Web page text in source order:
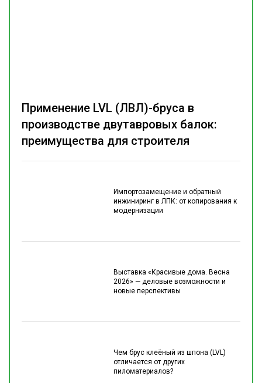
Импортозамещение и обратный
инжиниринг в ЛПК: от копирования к
модернизации
Выставка «Красивые дома. Весна
2026» — деловые возможности и
новые перспективы
Чем брус клеёный из шпона (LVL)
отличается от других
пиломатериалов?
Применение LVL (ЛВЛ)-бруса в
производстве двутавровых балок:
преимущества для строителя